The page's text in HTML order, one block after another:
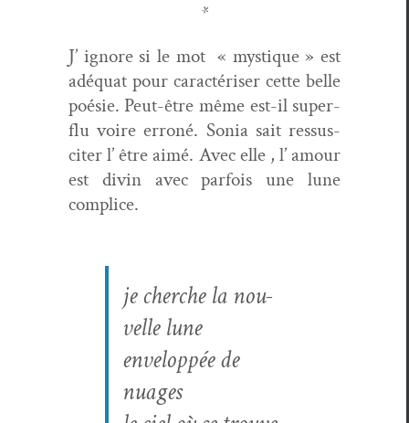
*
J’ ignore si le mot « mys­tique » est
adéquat pour car­ac­téris­er cette belle
poésie. Peut-être même est-il super­
flu voire erroné. Sonia sait ressus­
citer l’ être aimé. Avec elle , l’ amour
est divin avec par­fois une lune
complice.
je cherche la nou­
velle lune
envelop­pée de
nuages